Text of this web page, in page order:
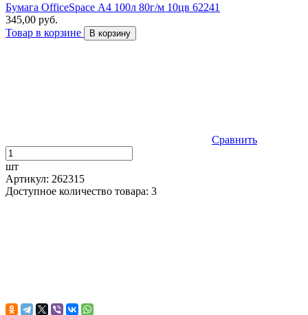
Бумага OfficeSpace А4 100л 80г/м 10цв 62241
345,00 руб.
Товар в корзине
В корзину
Сравнить
шт
Артикул: 262315
Доступное количество товара: 3